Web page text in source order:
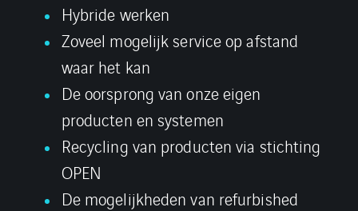
Hybride werken
Zoveel mogelijk service op afstand
waar het kan
De oorsprong van onze eigen
producten en systemen
Recycling van producten via stichting
OPEN
De mogelijkheden van refurbished